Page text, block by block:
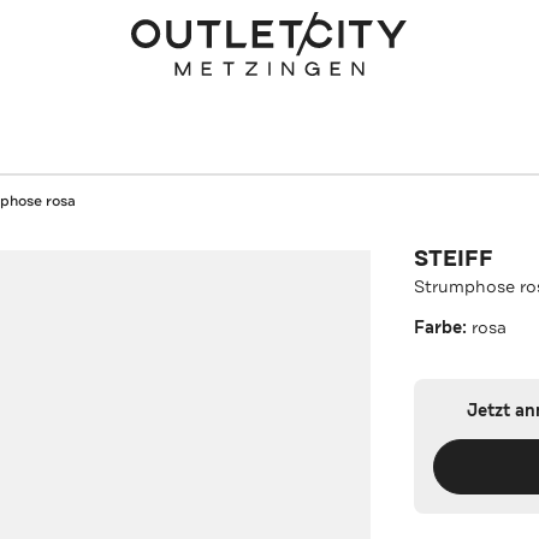
rosa
STEIFF
Strumphose
Farbe: rosa
Jetzt